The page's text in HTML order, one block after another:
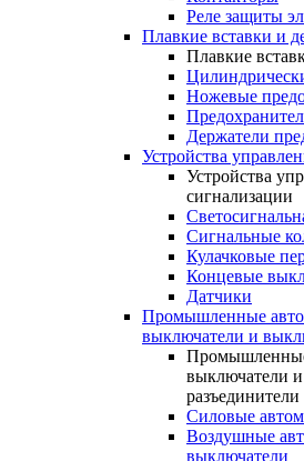
Реле защиты
Плавкие вставки и
Плавкие
Ножевые
Держатели
Устройства
Устройства
сигнализации
Сигнальные
Кулачковые
Концевые
Датчики
Промышленные
выключатели и
выключатели
разъединители
Силовые
Воздушные
выключатели